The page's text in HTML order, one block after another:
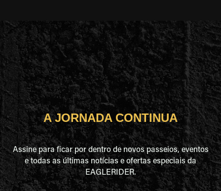
A JORNADA CONTINUA
Assine para ficar por dentro de novos passeios, eventos
e todas as últimas notícias e ofertas especiais da
EAGLERIDER.